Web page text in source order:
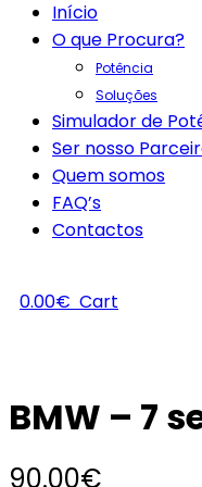
Início
O que Procura?
Potência
Soluções
Simulador de
Ser nosso
Quem somos
FAQ’s
Contactos
0.00€ Cart
BMW – 7
90.00€